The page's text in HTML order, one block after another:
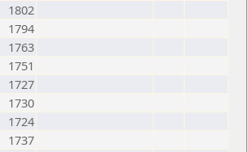
1802
1794
1763
1751
1727
1730
1724
1737